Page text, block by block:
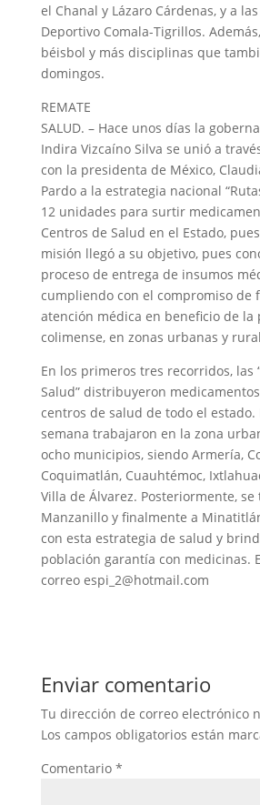
el Chanal y Lázaro Cárdenas, y a
Deportivo Comala-Tigrillos.
béisbol y más disciplinas que
domingos.
REMATE
SALUD. – Hace unos días la
Indira Vizcaíno Silva se unió a
con la presidenta de México,
Pardo a la estrategia nacional
12 unidades para surtir
Centros de Salud en el Estado,
misión llegó a su objetivo, pues
proceso de entrega de insumos
cumpliendo con el compromiso de
atención médica en beneficio de la
colimense, en zonas urbanas y
En los primeros tres recorridos, las
Salud” distribuyeron
centros de salud de todo el estado.
semana trabajaron en la zona
ocho municipios, siendo Armería,
Coquimatlán, Cuauhtémoc,
Villa de Álvarez. Posteriormente,
Manzanillo y finalmente a
con esta estrategia de salud y
población garantía con medicinas.
correo espi_2@hotmail.com
Enviar comentario
Tu dirección de correo electrónico
Los campos obligatorios están
Comentario *